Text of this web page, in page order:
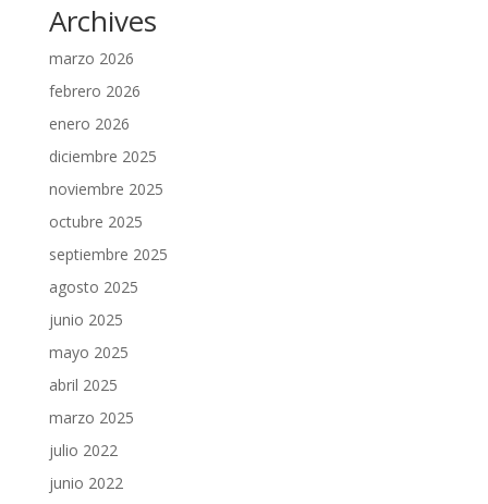
Archives
marzo 2026
febrero 2026
enero 2026
diciembre 2025
noviembre 2025
octubre 2025
septiembre 2025
agosto 2025
junio 2025
mayo 2025
abril 2025
marzo 2025
julio 2022
junio 2022